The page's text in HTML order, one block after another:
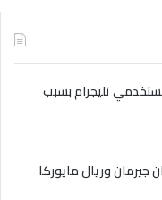
تليجرام بسبب
جيرمان وريال مايوركا